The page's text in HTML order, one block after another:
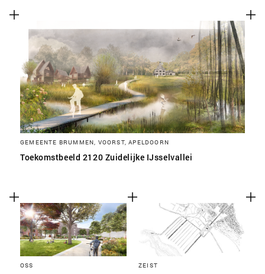
GEMEENTE BRUMMEN, VOORST, APELDOORN
Toekomstbeeld 2120 Zuidelijke IJsselvallei
OSS ZEIST